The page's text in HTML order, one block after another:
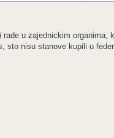
u zajednickim organima,
sto nisu stanove kupili u